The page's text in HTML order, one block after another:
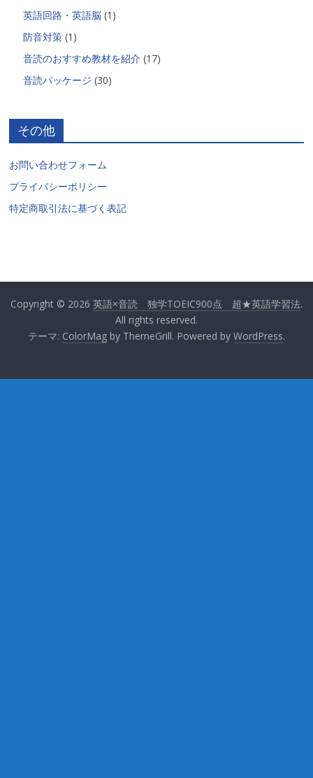
英語回路・英語脳 (1)
防音対策 (1)
音読のおすすめ教材を紹介 (17)
音読パッケージ (30)
その他
お問い合わせフォーム
プライバシーポリシー
特定商取引法に基づく表記
Copyright © 2026 英語×音読 独学TOEIC900点 超★英語学習法.
All rights reserved.
テーマ: ColorMagby ThemeGrill. Powered by WordPress.